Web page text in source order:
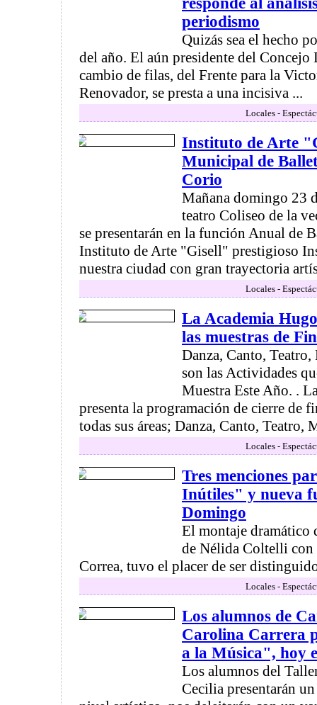
periodismo
Quizás sea el hecho
del año. El aún presidente del Concejo
cambio de filas, del Frente para la
Renovador, se presta a una incisiva ...
Locales -
Instituto de Arte
Municipal de
Corio
Mañana domingo 23
teatro Coliseo de la
se presentarán en la función Anual de
Instituto de Arte "Gisell" prestigioso
nuestra ciudad con gran trayectoria
Locales -
La Academia
las muestras de
Danza, Canto,
son las Actividades
Muestra Este Año. .
presenta la programación de cierre de
todas sus áreas; Danza, Canto, Teatro,
Locales -
Tres menciones
Inútiles" y nueva
Domingo
El montaje dramático
de Nélida Coltelli
Correa, tuvo el placer de ser
Locales -
Los alumnos de
Carolina Carrera
a la Música", hoy
Los alumnos del
Cecilia presentarán